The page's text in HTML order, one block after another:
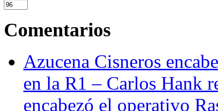
Comentarios
Azucena Cisneros
en la R1 – Carlos Hank
encabezó el operativo